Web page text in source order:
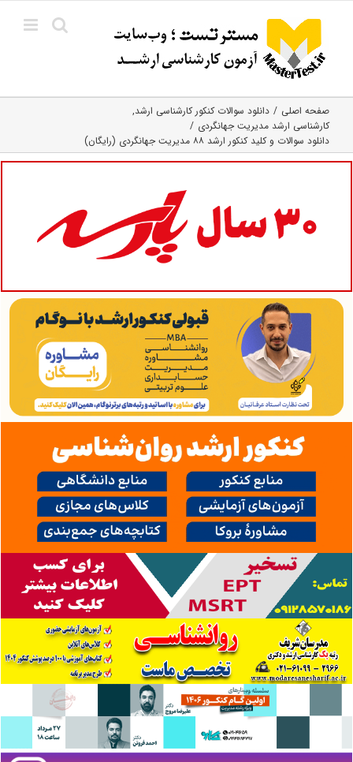
content
صفحه اصلی
دانلود سوالات کنکور کارشناسی ارشد
کارشناسی ارشد مدیریت جهانگردی
دانلود سوالات و کلید کنکور ارشد ۸۸ مدیریت جهانگردی (رایگان)